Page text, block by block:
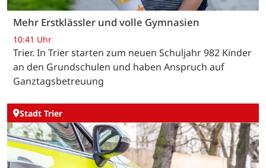
Mehr Erstklässler und volle Gymnasien
10:41 Uhr
Trier. In Trier starten zum neuen Schuljahr 982 Kinder
an den Grundschulen und haben Anspruch auf
Ganztagsbetreuung
Stadt Trier